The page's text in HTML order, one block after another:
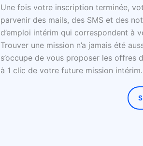
Une fois votre inscription terminée,
parvenir des mails, des SMS et des
d’emploi intérim qui correspondent à
Trouver une mission n’a jamais été
s’occupe de vous proposer les offres
à 1 clic de votre future mission intérim.